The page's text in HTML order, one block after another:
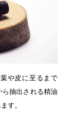
や皮に至るまで
抽出される精油
す。